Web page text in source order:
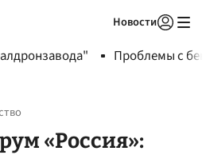
Новости
Проблемы с
«Россия»: